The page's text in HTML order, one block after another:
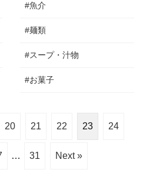
#魚介
#麺類
#スープ・汁物
#お菓子
20 21 22 23 24
… 31 Next »